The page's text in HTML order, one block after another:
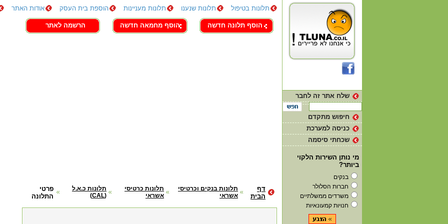
תלונות בטיפול תלונות שנענו תלונות מעניינות הוספת בית העסק אודות האתר
צור קשר
הוסף תלונה חדשה הוסף מחמאה חדשה הרשמה לאתר
פרטי
התלונה
תלונות כ.א.ל
(CAL)
תלונות כרטיסי
אשראי
תלונות בנקים וכרטיסי
אשראי
דף
הבית
שלח אתר זה לחבר
חיפוש מתקדם
כניסה למערכת
שכחתי סיסמה
מי נותן השירות הלקוי
ביותר?
בנקים
חברות הסלולר
משרדים ממשלתיים
חנויות קמעונאיות